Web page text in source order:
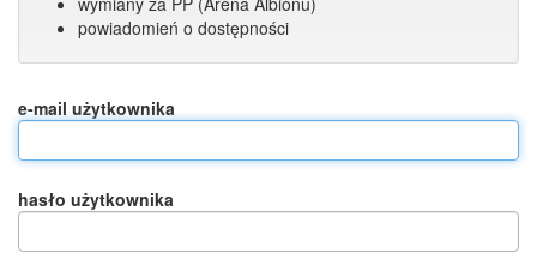
powiadomień o dostępności
e-mail użytkownika
hasło użytkownika